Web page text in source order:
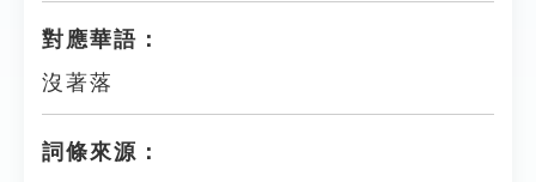
對應華語：
沒著落
詞條來源：